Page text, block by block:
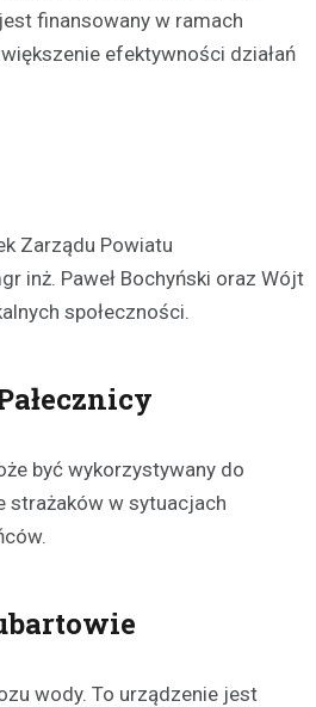
finansowany w ramach
efektywności działań
Zarządu Powiatu
inż. Paweł Bochyński oraz Wójt
społeczności.
być wykorzystywany do
strażaków w sytuacjach
wody. To urządzenie jest
listopada 2025
dniach policjanci z Michowa
zgłoszenie od młodej kobiety,